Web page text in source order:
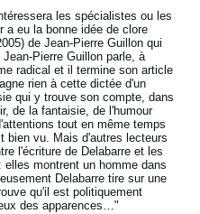
les spécialistes ou les
a eu la bonne idée de clore
de Jean-Pierre Guillon qui
Pierre Guillon parle, à
radical et il termine son article
rien à cette dictée d'un
qui y trouve son compte, dans
de la fantaisie, de l'humour
tout en même temps
bien vu. Mais d'autres lecteurs
l'écriture de Delabarre et les
montrent un homme dans
Delabarre tire sur une
qu'il est politiquement
des apparences…"